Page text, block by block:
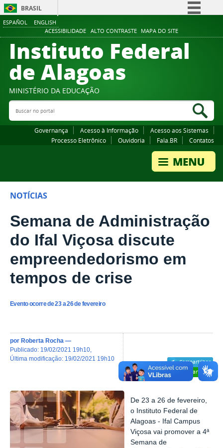
ESPAÑOL ENGLISH
ACESSIBILIDADE ALTO CONTRASTE MAPA DO SITE
BRASIL
Comunica BR
Participe
Canais
Instituto Federal
de Alagoas
MINISTÉRIO DA EDUCAÇÃO
Buscar no portal
Governança Acesso à Informação
Acesso aos Sistemas
Processo Eletrônico
Ouvidoria Fala.BR Contatos
NOTÍCIAS
Semana de Administração
do Ifal Viçosa discute
empreendedorismo em
tempos de crise
Evento ocorre de 23 a 26 de fevereiro
Compartilhar
Compartilhar
por Roberta Rocha —
publicado: 19/02/2021 19h10
última modificação: 19/02/2021 19h10
De 23 a 26 de fevereiro,
o Instituto Federal de
Alagoas - Ifal Campus
Viçosa vai promover a 4ª
Semana de